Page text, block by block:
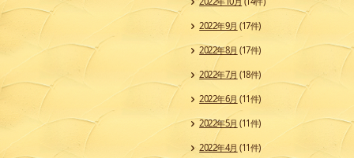
2022年9月(17件)
2022年8月 (17件)
2022年7月 (18件)
2022年6月 (11件)
2022年5月 (11件)
2022年4月 (11件)